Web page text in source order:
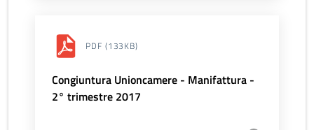
PDF (133KB)
Congiuntura Unioncamere - Manifattura -
2° trimestre 2017